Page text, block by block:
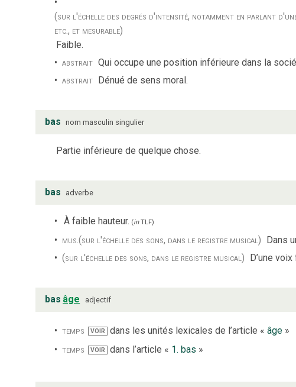
(sur l'échelle des degrés d'intensité, notamment en parlant
etc., et mesurable)
Faible.
abstrait Qui occupe une position inférieure dans la
abstrait Dénué de sens moral.
bas nom masculin singulier
Partie inférieure de quelque chose.
bas adverbe
À faible hauteur. (inTLF)
mus.(sur l'échelle des sons, dans le registre musical) Dans
(sur l'échelle des sons, dans le registre musical) D’une
bas âge adjectif
temps VOIR dans les unités lexicales de l’article « âge»
temps
VOIR dans l’article « 1. bas »